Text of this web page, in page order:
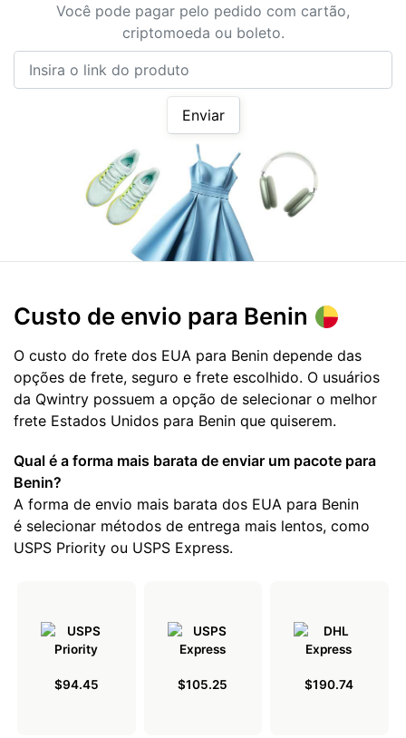
Você pode pagar pelo pedido com cartão,
criptomoeda ou boleto.
Enviar
Custo de envio para Benin
O custo do frete dos EUA para Benin depende das
opções de frete, seguro e frete escolhido. O usuários
da Qwintry possuem a opção de selecionar o melhor
frete Estados Unidos para Benin que quiserem.
Qual é a forma mais barata de enviar um pacote para
Benin?
A forma de envio mais barata dos EUA para Benin
é selecionar métodos de entrega mais lentos, como
USPS Priority ou USPS Express.
$94.45 $105.25 $190.74